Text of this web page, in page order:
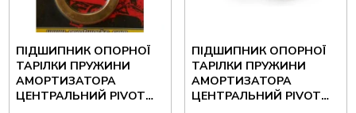
ПІДШИПНИК ОПОРНОЇ
ТАРІЛКИ ПРУЖИНИ
АМОРТИЗАТОРА
ЦЕНТРАЛЬНИЙ PIVOT
ПІДШИПНИК ОПОРНОЇ
ТАРІЛКИ ПРУЖИНИ
АМОРТИЗАТОРА
ЦЕНТРАЛЬНИЙ PIVOT